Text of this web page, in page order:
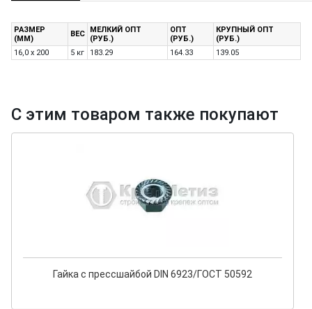
РАЗМЕР
(ММ)
ВЕС
МЕЛКИЙ ОПТ
(РУБ.)
ОПТ
(РУБ.)
КРУПНЫЙ ОПТ
(РУБ.)
16,0 x 200
5 кг 183.29 164.33 139.05
С этим товаром также покупают
Гайка с прессшайбой DIN 6923/ГОСТ 50592